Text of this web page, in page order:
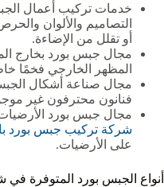
خدمات تركيب أعمال
التصاميم والألوان
أو تقلل من الإضاءة.
مجال جبس بورد بخارج
المظهر الخارجي فخمًا
مجال صناعة أشكال الجبس
فنانون محترفون غير
مجال جبس بورد الأرضيات
شركة تركيب جبس بورد
على الأرضيات.
أنواع الجبس بورد المتوفرة